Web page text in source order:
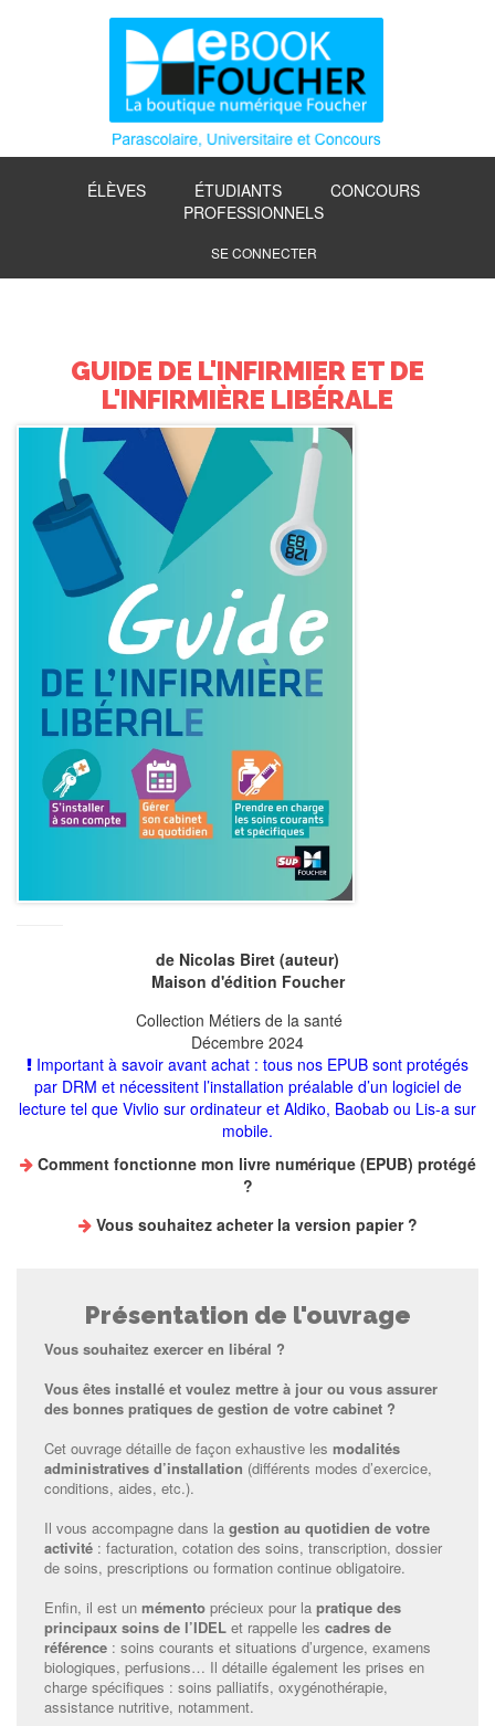
ÉLÈVES ÉTUDIANTS
CONCOURS
PROFESSIONNELS
SE CONNECTER
GUIDE DE L'INFIRMIER ET DE
L'INFIRMIÈRE LIBÉRALE
de Nicolas Biret (auteur)
Maison d'édition Foucher
Collection Métiers de la santé
Décembre 2024
Important à savoir avant achat : tous nos EPUB sont protégés
par DRM et nécessitent l’installation préalable d’un logiciel de
lecture tel que Vivlio sur ordinateur et Aldiko, Baobab ou Lis-a sur
mobile.
Comment fonctionne mon livre numérique (EPUB) protégé
?
Vous souhaitez acheter la version papier?
Présentation de l'ouvrage
Vous souhaitez exercer en libéral ?
Vous êtes installé et voulez mettre à jour ou vous assurer
des bonnes pratiques de gestion de votre cabinet ?
Cet ouvrage détaille de façon exhaustive les modalités
administratives d’installation (différents modes d’exercice,
conditions, aides, etc.).
Il vous accompagne dans la gestion au quotidien de votre
activité : facturation, cotation des soins, transcription, dossier
de soins, prescriptions ou formation continue obligatoire.
Enfin, il est un mémento précieux pour la pratique des
principaux soins de l’IDEL et rappelle les cadres de
référence : soins courants et situations d’urgence, examens
biologiques, perfusions… Il détaille également les prises en
charge spécifiques : soins palliatifs, oxygénothérapie,
assistance nutritive, notamment.